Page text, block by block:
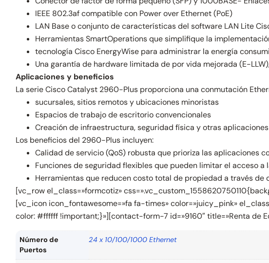
IEEE 802.3af compatible con Power over Ethernet (PoE)
LAN Base o conjunto de características del software LAN Lite
Herramientas SmartOperations que simplifique la
tecnología Cisco EnergyWise para administrar la energía
Una garantía de hardware limitada de por vida mejorada (E-
Aplicaciones y beneficios
La serie Cisco Catalyst 2960-Plus proporciona una conmutación
sucursales, sitios remotos y ubicaciones minoristas
Espacios de trabajo de escritorio convencionales
Creación de infraestructura, seguridad física y otras
Los beneficios del 2960-Plus incluyen:
Calidad de servicio (QoS) robusta que prioriza las aplicaciones
Funciones de seguridad flexibles que pueden limitar el acceso a
Herramientas que reducen costo total de propiedad a través
[vc_row el_class=»formcotiz»
[vc_icon icon_fontawesome=»fa fa-times» color=»juicy_pink»
color: #ffffff !important;}»][contact-form-7 id=»9160″ title=»Renta
Número de
Puertos
24 x 10/100/1000 Ethernet